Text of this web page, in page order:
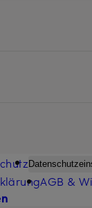
AGB &